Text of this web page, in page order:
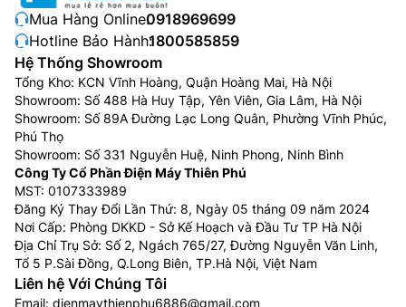
Mua Hàng Online:0918969699
Hotline Bảo Hành:1800585859
Hệ Thống Showroom
Tổng Kho: KCN Vĩnh Hoàng, Quận Hoàng Mai, Hà Nội
Showroom: Số 488 Hà Huy Tập, Yên Viên, Gia Lâm, Hà Nội
Showroom: Số 89A Đường Lạc Long Quân, Phường Vĩnh Phúc,
Phú Thọ
Showroom: Số 331 Nguyễn Huệ, Ninh Phong, Ninh Bình
Công Ty Cổ Phần Điện Máy Thiên Phú
MST: 0107333989
Đăng Ký Thay Đổi Lần Thứ: 8, Ngày 05 tháng 09 năm 2024
Nơi Cấp: Phòng DKKD - Sở Kế Hoạch và Đầu Tư TP Hà Nội
Địa Chỉ Trụ Sở: Số 2, Ngách 765/27, Đường Nguyễn Văn Linh,
Tổ 5 P.Sài Đồng, Q.Long Biên, TP.Hà Nội, Việt Nam
Liên hệ Với Chúng Tôi
Email: dienmaythienphu6886@gmail.com